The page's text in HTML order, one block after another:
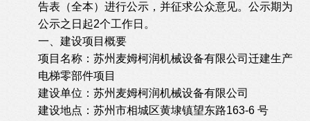
告表（全本）进行公示，并征求公众意见。公示期为
公示之日起2个工作日。
一、建设项目概要
项目名称：苏州麦姆柯润机械设备有限公司 迁建生产
电梯零部件项目
建设单位： 苏州麦姆柯润机械设备有限公司
建设地点： 苏州市相城区黄埭镇望东路163-6 号